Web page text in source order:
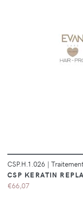
CSP.H.1.026 |
CSP KERATIN
€66,07